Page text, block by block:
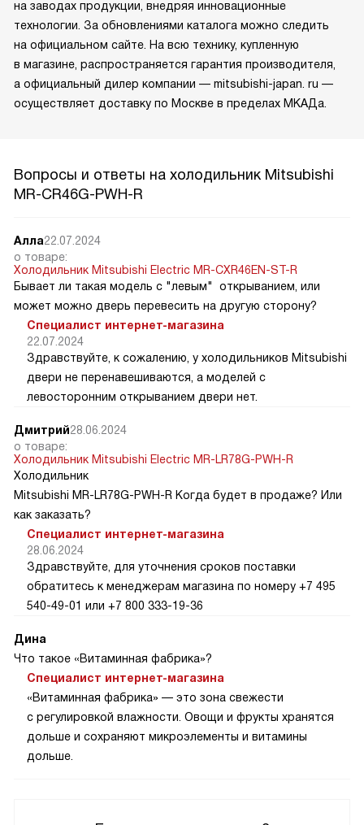
на заводах продукции, внедряя инновационные
технологии. За обновлениями каталога можно следить
на официальном сайте. На всю технику, купленную
в магазине, распространяется гарантия производителя,
а официальный дилер компании — mitsubishi-japan. ru —
осуществляет доставку по Москве в пределах МКАДа.
Вопросы и ответы на холодильник Mitsubishi
MR-CR46G-PWH-R
Алла22.07.2024
о товаре:
Холодильник Mitsubishi Electric MR-CXR46EN-ST-R
Бывает ли такая модель с "левым" открыванием, или
может можно дверь перевесить на другую сторону?
Специалист интернет-магазина
22.07.2024
Здравствуйте, к сожалению, у холодильников Mitsubishi
двери не перенавешиваются, а моделей с
левосторонним открыванием двери нет.
Дмитрий28.06.2024
о товаре:
Холодильник Mitsubishi Electric MR-LR78G-PWH-R
Холодильник
Mitsubishi MR-LR78G-PWH-R Когда будет в продаже? Или
как заказать?
Специалист интернет-магазина
28.06.2024
Здравствуйте, для уточнения сроков поставки
обратитесь к менеджерам магазина по номеру +7 495
540-49-01 или +7 800 333-19-36
Дина
Что такое «Витаминная фабрика»?
Специалист интернет-магазина
«Витаминная фабрика» — это зона свежести
с регулировкой влажности. Овощи и фрукты хранятся
дольше и сохраняют микроэлементы и витамины
дольше.